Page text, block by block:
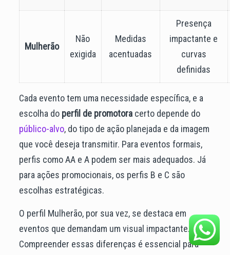
Mulherão
Não
exigida
Medidas
acentuadas
Presença
impactante e
curvas
definidas
Cada evento tem uma necessidade específica, e a
escolha do perfil de promotoracerto depende do
público-alvo, do tipo de ação planejada e da imagem
que você deseja transmitir. Para eventos formais,
perfis como AA e A podem ser mais adequados. Já
para ações promocionais, os perfis B e C são
escolhas estratégicas.
O perfil Mulherão, por sua vez, se destaca em
eventos que demandam um visual impactante.
Compreender essas diferenças é essencial para